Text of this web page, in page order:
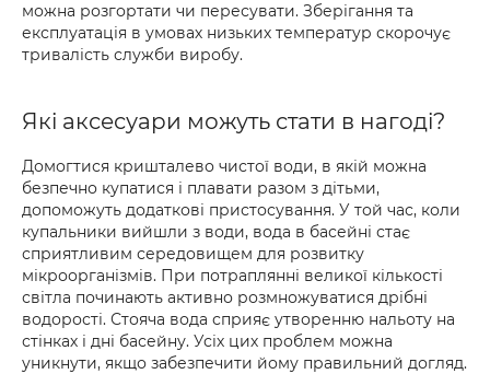
можна розгортати чи пересувати. Зберігання та
експлуатація в умовах низьких температур скорочує
тривалість служби виробу.
Які аксесуари можуть стати в нагоді?
Домогтися кришталево чистої води, в якій можна
безпечно купатися і плавати разом з дітьми,
допоможуть додаткові пристосування. У той час, коли
купальники вийшли з води, вода в басейні стає
сприятливим середовищем для розвитку
мікроорганізмів. При потраплянні великої кількості
світла починають активно розмножуватися дрібні
водорості. Стояча вода сприяє утворенню нальоту на
стінках і дні басейну. Усіх цих проблем можна
уникнути, якщо забезпечити йому правильний догляд.